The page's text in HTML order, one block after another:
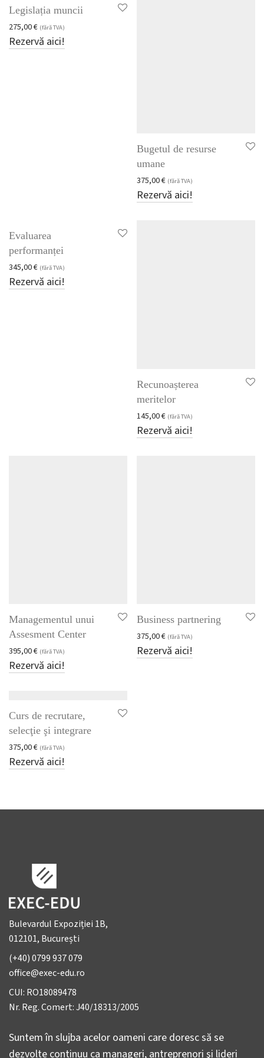
Training personalizat
Uncategorized
Well-being și dezvoltare personală
Legislația muncii
275,00€ (fără TVA)
Rezervă aici!
Bugetul de resurse
umane
375,00€ (fără TVA)
Rezervă aici!
Evaluarea
performanței
345,00€ (fără TVA)
Rezervă aici!
Recunoașterea
meritelor
145,00€ (fără TVA)
Rezervă aici!
Managementul unui
Assesment Center
395,00€ (fără TVA)
Rezervă aici!
Business partnering
375,00€ (fără TVA)
Rezervă aici!
Curs de recrutare,
selecţie şi integrare
375,00€ (fără TVA)
Rezervă aici!
Bulevardul Expoziției 1B,
012101, București
(+40) 0799 937 079
office@exec-edu.ro
CUI: RO18089478
Nr. Reg. Comert: J40/18313/2005
Suntem în slujba acelor oameni care doresc să se
dezvolte continuu ca manageri, antreprenori şi lideri